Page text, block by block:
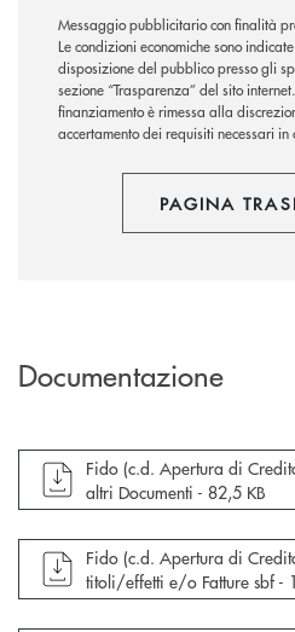
Messaggio pubblicitario con finalità
Le condizioni economiche sono
disposizione del pubblico presso gli
sezione “Trasparenza” del sito internet.
finanziamento è rimessa alla
accertamento dei requisiti necessari
PAGINA
Documentazione
apre documento in una
Fido (c.d. Apertura di
altri Documenti - 82,5 KB
apre documento in una
Fido (c.d. Apertura di
titoli/effetti e/o Fatture sbf -